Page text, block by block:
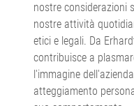
nostre considerazioni
nostre attività
etici e legali. Da
contribuisce a
l'immagine
atteggiamento